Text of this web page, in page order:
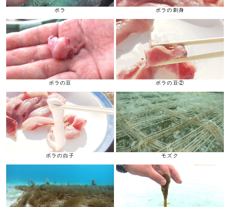
ボラ ボラの刺身
ボラの豆 ボラの豆②
ボラの白子 モズク